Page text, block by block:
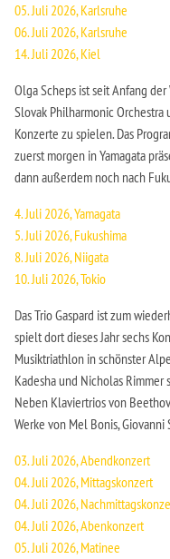
05. Juli 2026, Karlsruhe
06. Juli 2026, Karlsruhe
14. Juli 2026, Kiel
Olga Scheps ist seit Anfang
Slovak Philharmonic
Konzerte zu spielen. Das
zuerst morgen in Yamagata
dann außerdem noch nach
4. Juli 2026, Yamagata
5. Juli 2026, Fukushima
8. Juli 2026, Niigata
10. Juli 2026, Tokio
Das Trio Gaspard ist zum
spielt dort dieses Jahr sechs
Musiktriathlon in schönster
Kadesha und Nicholas
Neben Klaviertrios von
Werke von Mel Bonis,
03. Juli 2026, Abendkonzert
04. Juli 2026, Mittagskonzert
04. Juli 2026,
04. Juli 2026, Abenkonzert
05. Juli 2026, Matinee